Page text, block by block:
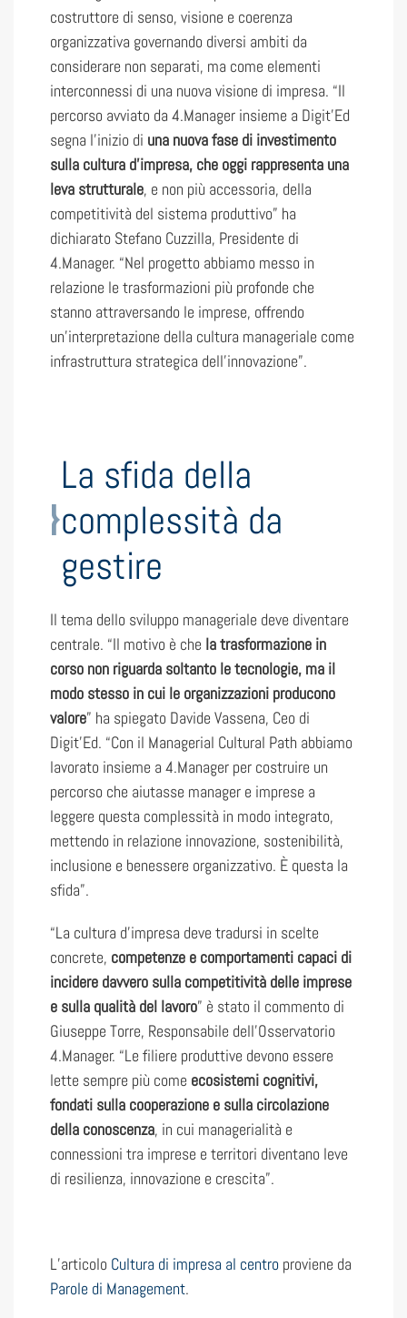
costruttore di senso, visione e coerenza
organizzativa governando diversi ambiti da
considerare non separati, ma come elementi
interconnessi di una nuova visione di impresa. “Il
percorso avviato da 4.Manager insieme a Digit’Ed
segna l’inizio di una nuova fase di investimento
sulla cultura d’impresa, che oggi rappresenta una
leva strutturale, e non più accessoria, della
competitività del sistema produttivo” ha
dichiarato Stefano Cuzzilla, Presidente di
4.Manager. “Nel progetto abbiamo messo in
relazione le trasformazioni più profonde che
stanno attraversando le imprese, offrendo
un’interpretazione della cultura manageriale come
infrastruttura strategica dell’innovazione”.
La sfida della
complessità da
gestire
Il tema dello sviluppo manageriale deve diventare
centrale. “Il motivo è che la trasformazione in
corso non riguarda soltanto le tecnologie, ma il
modo stesso in cui le organizzazioni producono
valore” ha spiegato Davide Vassena, Ceo di
Digit’Ed. “Con il Managerial Cultural Path abbiamo
lavorato insieme a 4.Manager per costruire un
percorso che aiutasse manager e imprese a
leggere questa complessità in modo integrato,
mettendo in relazione innovazione, sostenibilità,
inclusione e benessere organizzativo. È questa la
sfida”.
“La cultura d’impresa deve tradursi in scelte
concrete, competenze e comportamenti capaci di
incidere davvero sulla competitività delle imprese
e sulla qualità del lavoro” è stato il commento di
Giuseppe Torre, Responsabile dell’Osservatorio
4.Manager. “Le filiere produttive devono essere
lette sempre più come ecosistemi cognitivi,
fondati sulla cooperazione e sulla circolazione
della conoscenza, in cui managerialità e
connessioni tra imprese e territori diventano leve
di resilienza, innovazione e crescita”.
L’articolo Cultura di impresa al centro proviene da
Parole di Management.